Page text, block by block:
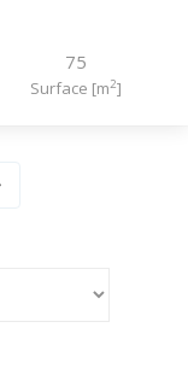
75
Surface [m2]